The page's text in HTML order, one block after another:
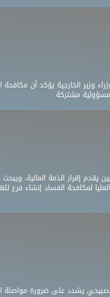
وزير الخارجية يؤكد أن مكافحة
مشتركة
يقدم إقرار الذمة المالية،
لمكافحة الفساد إنشاء فرع
يشدد على ضرورة مواصلة